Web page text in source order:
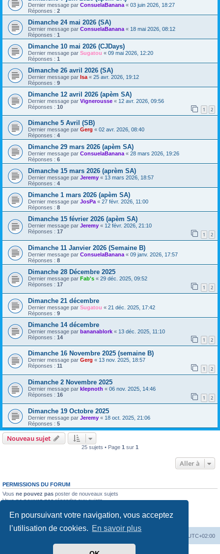
En poursuivant votre navigation, vous acceptez
l’utilisation de cookies. En savoir plus
Dernier message par ConsuelaBanana « 03 juin 2026, 18:27
Réponses : 2
Dimanche 24 mai 2026 (SA)
Dernier message par ConsuelaBanana « 18 mai 2026, 08:12
Réponses : 1
Dimanche 10 mai 2026 (CJDays)
Dernier message par Sugatou « 09 mai 2026, 12:20
Réponses : 1
Dimanche 26 avril 2026 (SA)
Dernier message par Isa « 25 avr. 2026, 19:12
Réponses : 9
Dimanche 12 avril 2026 (apèm SA)
Dernier message par Vignerousse « 12 avr. 2026, 09:56
Réponses : 10 1 2
Dimanche 5 Avril (SB)
Dernier message par Gerg « 02 avr. 2026, 08:40
Réponses : 4
Dimanche 29 mars 2026 (apèm SA)
Dernier message par ConsuelaBanana« 28 mars 2026, 19:26
Réponses : 6
Dimanche 15 mars 2026 (aprèm SA)
Dernier message par Jeremy « 13 mars 2026, 18:57
Réponses : 4
Dimanche 1 mars 2026 (apèm SA)
Dernier message par JosPa« 27 févr. 2026, 11:00
Réponses : 8
Dimanche 15 février 2026 (apèm SA)
Dernier message par Jeremy « 12 févr. 2026, 21:10
Réponses : 17 1 2
Dimanche 11 Janvier 2026 (Semaine B)
Dernier message par ConsuelaBanana « 09 janv. 2026, 17:57
Réponses : 8
Dimanche 28 Décembre 2025
Dernier message par Fab's « 29 déc. 2025, 09:52
Réponses : 17 1 2
Dimanche 21 décembre
Dernier message par Sugatou « 21 déc. 2025, 17:42
Réponses : 9
Dimanche 14 décembre
Dernier message par bananablork « 13 déc. 2025, 11:10
Réponses : 14 1 2
Dimanche 16 Novembre 2025 (semaine B)
Dernier message par Gerg « 13 nov. 2025, 18:57
Réponses : 11 1 2
Dimanche 2 Novembre 2025
Dernier message par klepnoth « 06 nov. 2025, 14:46
Réponses : 16 1 2
Dimanche 19 Octobre 2025
Dernier message par Jeremy « 18 oct. 2025, 21:06
Réponses : 5
Nouveau sujet
25 sujets • Page 1 sur 1
Aller à
PERMISSIONS DU FORUM
Vous ne pouvez pas poster de nouveaux sujets
Vousne pouvez pasrépondre aux sujets
Vousne pouvez passupprimer vos messages
ne pouvez pas joindre des fichiers
UTC+02:00